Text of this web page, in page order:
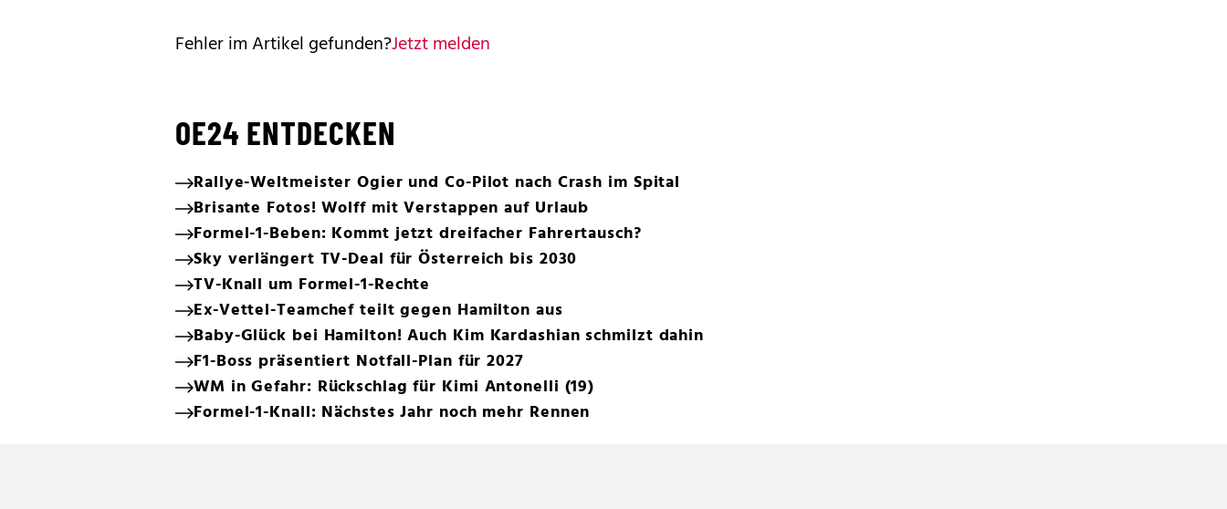
Fehler im Artikel gefunden?Jetzt melden
OE24 ENTDECKEN
Rallye-Weltmeister Ogier und Co-Pilot nach Crash im Spital
Brisante Fotos! Wolff mit Verstappen auf Urlaub
Formel-1-Beben: Kommt jetzt dreifacher Fahrertausch?
Sky verlängert TV-Deal für Österreich bis 2030
TV-Knall um Formel-1-Rechte
Ex-Vettel-Teamchef teilt gegen Hamilton aus
Baby-Glück bei Hamilton! Auch Kim Kardashian schmilzt dahin
F1-Boss präsentiert Notfall-Plan für 2027
WM in Gefahr: Rückschlag für Kimi Antonelli (19)
Formel-1-Knall: Nächstes Jahr noch mehr Rennen